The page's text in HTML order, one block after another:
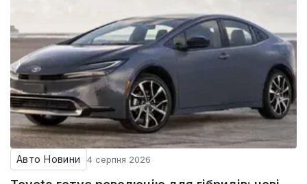
Авто Новини 4 серпня 2026